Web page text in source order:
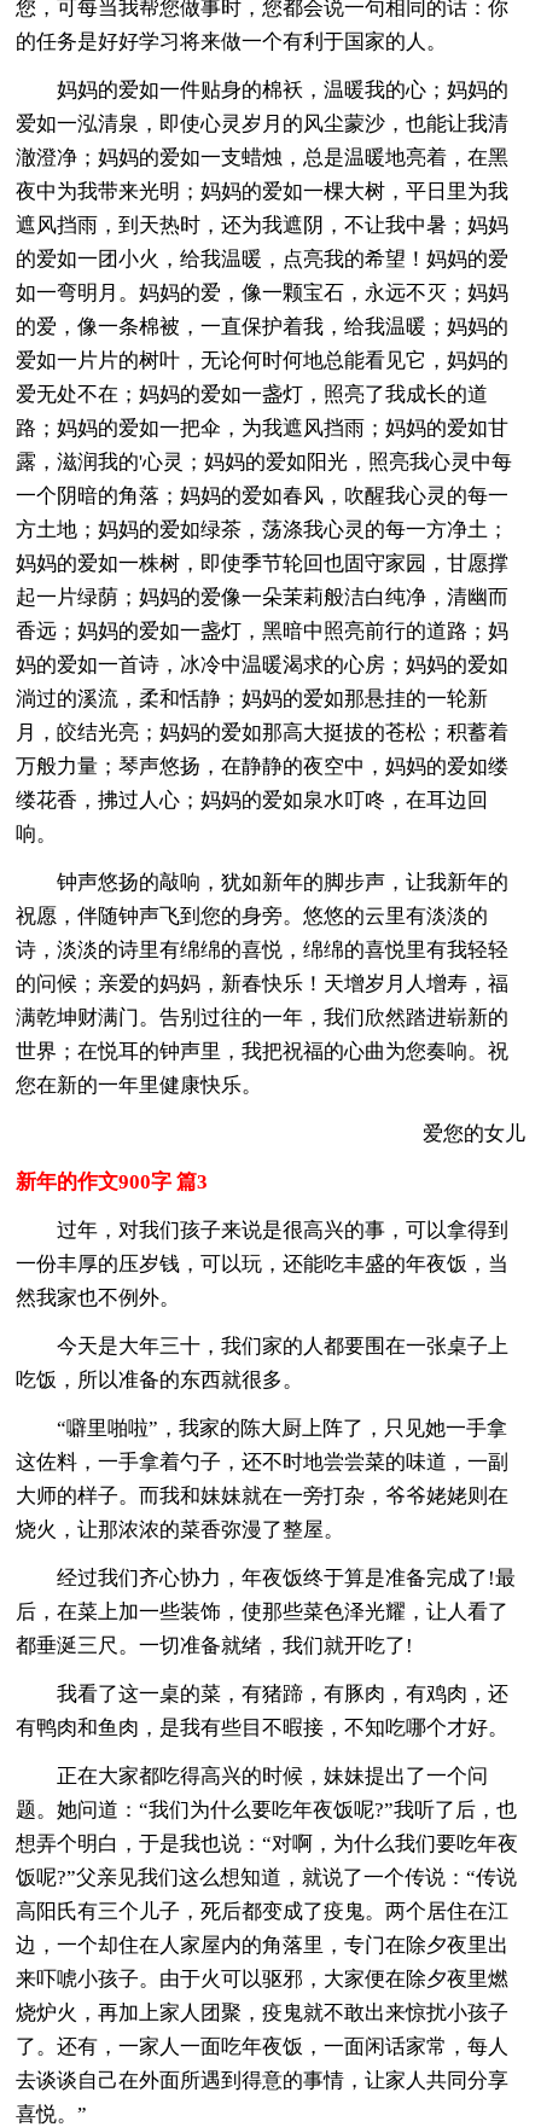
您，可每当我帮您做事时，您都会说一句相同的话：你
的任务是好好学习将来做一个有利于国家的人。
妈妈的爱如一件贴身的棉袄，温暖我的心；妈妈的
爱如一泓清泉，即使心灵岁月的风尘蒙沙，也能让我清
澈澄净；妈妈的爱如一支蜡烛，总是温暖地亮着，在黑
夜中为我带来光明；妈妈的爱如一棵大树，平日里为我
遮风挡雨，到天热时，还为我遮阴，不让我中暑；妈妈
的爱如一团小火，给我温暖，点亮我的希望！妈妈的爱
如一弯明月。妈妈的爱，像一颗宝石，永远不灭；妈妈
的爱，像一条棉被，一直保护着我，给我温暖；妈妈的
爱如一片片的树叶，无论何时何地总能看见它，妈妈的
爱无处不在；妈妈的爱如一盏灯，照亮了我成长的道
路；妈妈的爱如一把伞，为我遮风挡雨；妈妈的爱如甘
露，滋润我的'心灵；妈妈的爱如阳光，照亮我心灵中每
一个阴暗的角落；妈妈的爱如春风，吹醒我心灵的每一
方土地；妈妈的爱如绿茶，荡涤我心灵的每一方净土；
妈妈的爱如一株树，即使季节轮回也固守家园，甘愿撑
起一片绿荫；妈妈的爱像一朵茉莉般洁白纯净，清幽而
香远；妈妈的爱如一盏灯，黑暗中照亮前行的道路；妈
妈的爱如一首诗，冰冷中温暖渴求的心房；妈妈的爱如
淌过的溪流，柔和恬静；妈妈的爱如那悬挂的一轮新
月，皎结光亮；妈妈的爱如那高大挺拔的苍松；积蓄着
万般力量；琴声悠扬，在静静的夜空中，妈妈的爱如缕
缕花香，拂过人心；妈妈的爱如泉水叮咚，在耳边回
响。
钟声悠扬的敲响，犹如新年的脚步声，让我新年的
祝愿，伴随钟声飞到您的身旁。悠悠的云里有淡淡的
诗，淡淡的诗里有绵绵的喜悦，绵绵的喜悦里有我轻轻
的问候；亲爱的妈妈，新春快乐！天增岁月人增寿，福
满乾坤财满门。告别过往的一年，我们欣然踏进崭新的
世界；在悦耳的钟声里，我把祝福的心曲为您奏响。祝
您在新的一年里健康快乐。
爱您的女儿
新年的作文900字 篇3
过年，对我们孩子来说是很高兴的事，可以拿得到
一份丰厚的压岁钱，可以玩，还能吃丰盛的年夜饭，当
然我家也不例外。
今天是大年三十，我们家的人都要围在一张桌子上
吃饭，所以准备的东西就很多。
“噼里啪啦”，我家的陈大厨上阵了，只见她一手拿
这佐料，一手拿着勺子，还不时地尝尝菜的味道，一副
大师的样子。而我和妹妹就在一旁打杂，爷爷姥姥则在
烧火，让那浓浓的菜香弥漫了整屋。
经过我们齐心协力，年夜饭终于算是准备完成了!最
后，在菜上加一些装饰，使那些菜色泽光耀，让人看了
都垂涎三尺。一切准备就绪，我们就开吃了!
我看了这一桌的菜，有猪蹄，有豚肉，有鸡肉，还
有鸭肉和鱼肉，是我有些目不暇接，不知吃哪个才好。
正在大家都吃得高兴的时候，妹妹提出了一个问
题。她问道：“我们为什么要吃年夜饭呢?”我听了后，也
想弄个明白，于是我也说：“对啊，为什么我们要吃年夜
饭呢?”父亲见我们这么想知道，就说了一个传说：“传说
高阳氏有三个儿子，死后都变成了疫鬼。两个居住在江
边，一个却住在人家屋内的角落里，专门在除夕夜里出
来吓唬小孩子。由于火可以驱邪，大家便在除夕夜里燃
烧炉火，再加上家人团聚，疫鬼就不敢出来惊扰小孩子
了。还有，一家人一面吃年夜饭，一面闲话家常，每人
去谈谈自己在外面所遇到得意的事情，让家人共同分享
喜悦。”